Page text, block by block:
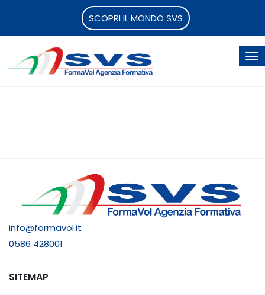
SCOPRI IL MONDO SVS
info@formavol.it
0586 428001
SITEMAP